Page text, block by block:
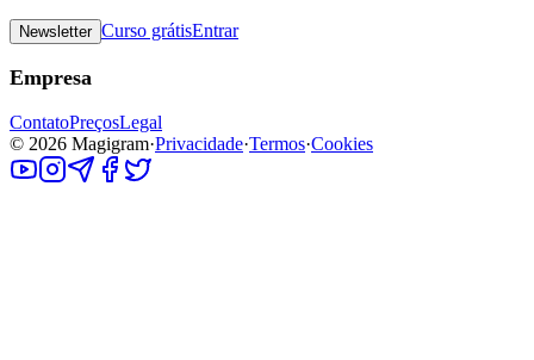
Newsletter Curso grátisEntrar
Empresa
ContatoPreçosLegal
© 2026 Magigram·Privacidade·Termos·Cookies